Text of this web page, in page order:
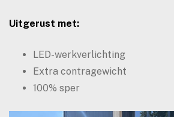
Uitgerust met:
LED-werkverlichting
Extra contragewicht
100% sper